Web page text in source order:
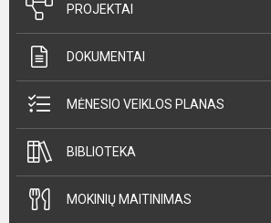
PROJEKTAI
DOKUMENTAI
MĖNESIO VEIKLOS PLANAS
BIBLIOTEKA
MOKINIŲ MAITINIMAS